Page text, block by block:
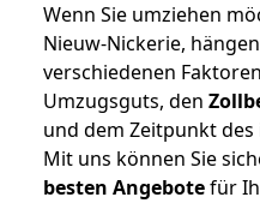
Wenn Sie umziehen
Nieuw-Nickerie,
verschiedenen
Umzugsguts, den
und dem Zeitpunkt
Mit uns können Sie
besten Angebotefür